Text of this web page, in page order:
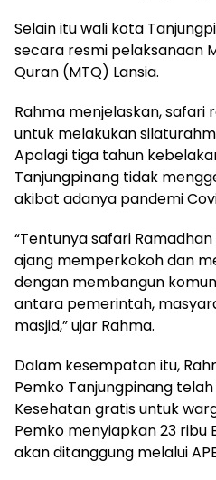
Selain itu wali kota
secara resmi pelaksanaan
Quran (MTQ) Lansia.
Rahma menjelaskan, safari
untuk melakukan
Apalagi tiga tahun
Tanjungpinang tidak
akibat adanya pandemi
“Tentunya safari
ajang memperkokoh dan
dengan membangun
antara pemerintah,
masjid,” ujar Rahma.
Dalam kesempatan itu,
Pemko Tanjungpinang
Kesehatan gratis untuk
Pemko menyiapkan 23 ribu
akan ditanggung melalui